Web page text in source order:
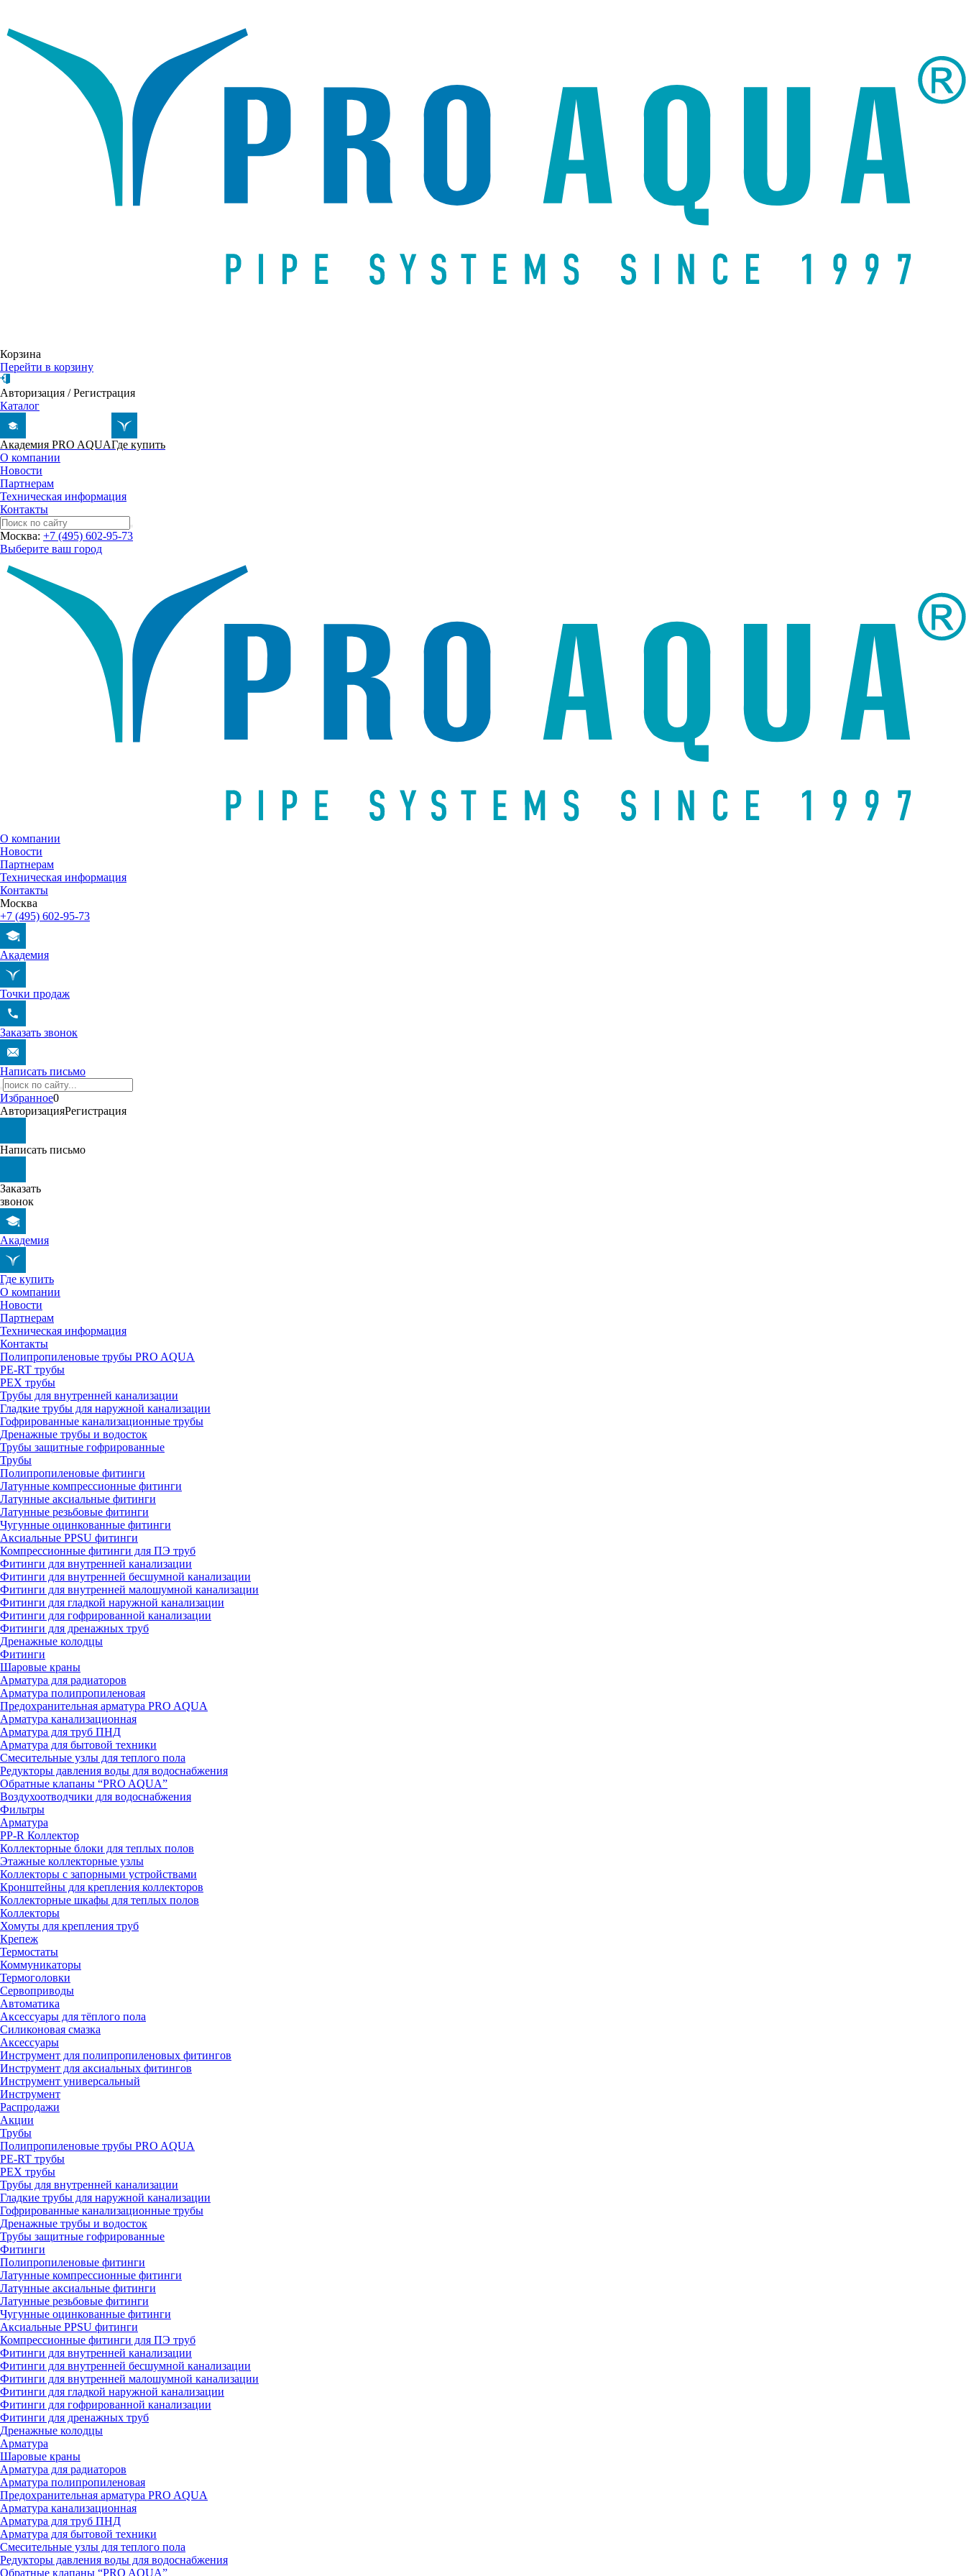
Корзина
Перейти в корзину
Авторизация /Регистрация
Каталог
Академия PRO AQUAГде купить
О компании
Новости
Партнерам
Техническая информация
Контакты
Москва: +7 (495) 602-95-73
Выберите ваш город
О компании
Новости
Партнерам
Техническая информация
Контакты
Москва
+7 (495) 602-95-73
Академия
Точки продаж
Заказать звонок
Написать письмо
Избранное0
АвторизацияРегистрация
Написать письмо
Заказать
звонок
Академия
Где купить
О компании
Новости
Партнерам
Техническая информация
Контакты
Полипропиленовые трубы PRO AQUA
PE-RT трубы
PEX трубы
Трубы для внутренней канализации
Гладкие трубы для наружной канализации
Гофрированные канализационные трубы
Дренажные трубы и водосток
Трубы защитные гофрированные
Трубы
Полипропиленовые фитинги
Латунные компрессионные фитинги
Латунные аксиальные фитинги
Латунные резьбовые фитинги
Чугунные оцинкованные фитинги
Аксиальные PPSU фитинги
Компрессионные фитинги для ПЭ труб
Фитинги для внутренней канализации
Фитинги для внутренней бесшумной канализации
Фитинги для внутренней малошумной канализации
Фитинги для гладкой наружной канализации
Фитинги для гофрированной канализации
Фитинги для дренажных труб
Дренажные колодцы
Фитинги
Шаровые краны
Арматура для радиаторов
Арматура полипропиленовая
Предохранительная арматура PRO AQUA
Арматура канализационная
Арматура для труб ПНД
Арматура для бытовой техники
Смесительные узлы для теплого пола
Редукторы давления воды для водоснабжения
Обратные клапаны “PRO AQUA”
Воздухоотводчики для водоснабжения
Фильтры
Арматура
PP-R Коллектор
Коллекторные блоки для теплых полов
Этажные коллекторные узлы
Коллекторы с запорными устройствами
Кронштейны для крепления коллекторов
Коллекторные шкафы для теплых полов
Коллекторы
Хомуты для крепления труб
Крепеж
Термостаты
Коммуникаторы
Термоголовки
Сервоприводы
Автоматика
Аксессуары для тёплого пола
Силиконовая смазка
Аксессуары
Инструмент для полипропиленовых фитингов
Инструмент для аксиальных фитингов
Инструмент универсальный
Инструмент
Распродажи
Акции
Трубы
Полипропиленовые трубы PRO AQUA
PE-RT трубы
PEX трубы
Трубы для внутренней канализации
Гладкие трубы для наружной канализации
Гофрированные канализационные трубы
Дренажные трубы и водосток
Трубы защитные гофрированные
Фитинги
Полипропиленовые фитинги
Латунные компрессионные фитинги
Латунные аксиальные фитинги
Латунные резьбовые фитинги
Чугунные оцинкованные фитинги
Аксиальные PPSU фитинги
Компрессионные фитинги для ПЭ труб
Фитинги для внутренней канализации
Фитинги для внутренней бесшумной канализации
Фитинги для внутренней малошумной канализации
Фитинги для гладкой наружной канализации
Фитинги для гофрированной канализации
Фитинги для дренажных труб
Дренажные колодцы
Арматура
Шаровые краны
Арматура для радиаторов
Арматура полипропиленовая
Предохранительная арматура PRO AQUA
Арматура канализационная
Арматура для труб ПНД
Арматура для бытовой техники
Смесительные узлы для теплого пола
Редукторы давления воды для водоснабжения
Обратные клапаны “PRO AQUA”